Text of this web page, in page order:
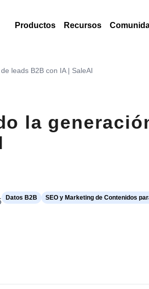
Productos Recursos
leads B2B con IA | SaleAI
la
Datos B2B SEO y Marketing de Contenidos